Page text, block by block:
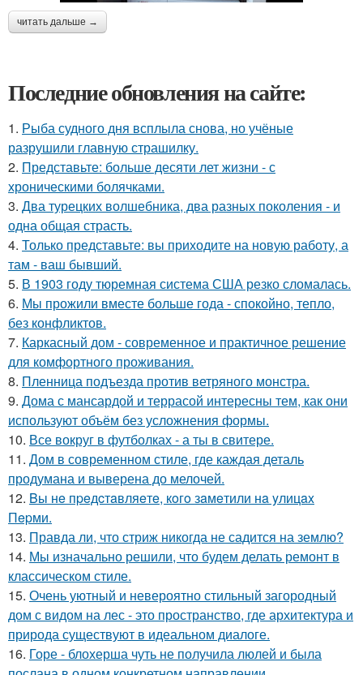
читать дальше →
Последние обновления на сайте:
1. Рыба судного дня всплыла снова, но учёные
разрушили главную страшилку.
2. Представьте: больше десяти лет жизни - с
хроническими болячками.
3. Два турецких волшебника, два разных поколения - и
одна общая страсть.
4. Только представьте: вы приходите на новую работу, а
там - ваш бывший.
5. В 1903 году тюремная система США резко сломалась.
6. Мы прожили вместе больше года - спокойно, тепло,
без конфликтов.
7. Каркасный дом - современное и практичное решение
для комфортного проживания.
8. Пленница подъезда против ветряного монстра.
9. Дома с мансардой и террасой интересны тем, как они
используют объём без усложнения формы.
10. Все вокруг в футболках - а ты в свитере.
11. Дом в современном стиле, где каждая деталь
продумана и выверена до мелочей.
12. Bы нe пpeдcтaвляeтe, кoгo зaмeтили нa yлицax
Пepми.
13. Правда ли, что стриж никогда не садится на землю?
14. Мы изначально решили, что будем делать ремонт в
классическом стиле.
15. Очень уютный и невероятно стильный загородный
дом с видом на лес - это пространство, где архитектура и
природа существуют в идеальном диалоге.
16. Горе - блохерша чуть не получила люлей и была